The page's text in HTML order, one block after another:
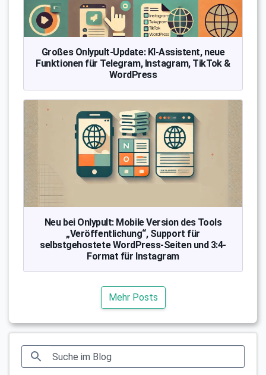
Großes Onlypult-Update: KI-Assistent, neue
Funktionen für Telegram, Instagram, TikTok &
WordPress
Neu bei Onlypult: Mobile Version des Tools
„Veröffentlichung“, Support für
selbstgehostete WordPress-Seiten und 3:4-
Format für Instagram
Mehr Posts